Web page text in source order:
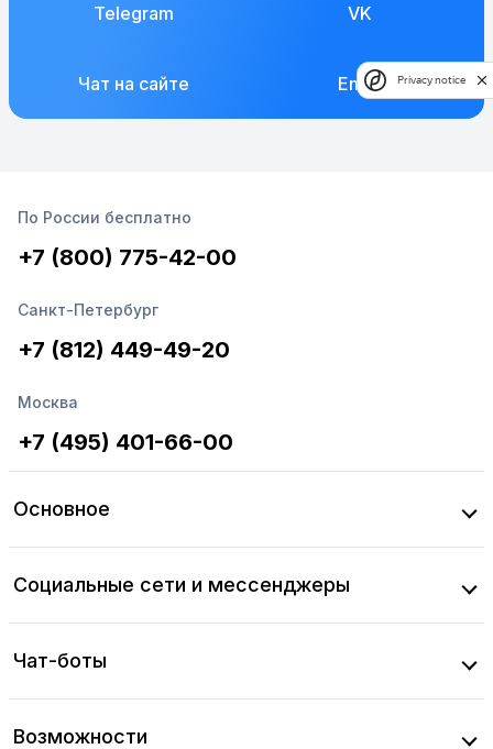
Telegram VK
Чат на сайте Email
По России бесплатно
+7 (800) 775-42-00
Санкт-Петербург
+7 (812) 449-49-20
Москва
+7 (495) 401-66-00
Основное
Социальные сети и мессенджеры
Чат-боты
Возможности
Privacy notice